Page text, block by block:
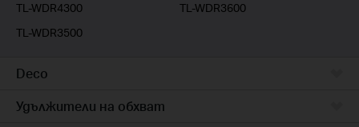
TL-WDR4300
TL-WDR3600
TL-WDR3500
Deco
Удължители на обхват